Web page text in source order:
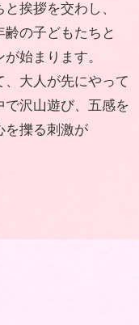
挨拶を交わし、
の子どもたちと
始まります。
大人が先にやって
で沢山遊び、五感を
を擽る刺激が